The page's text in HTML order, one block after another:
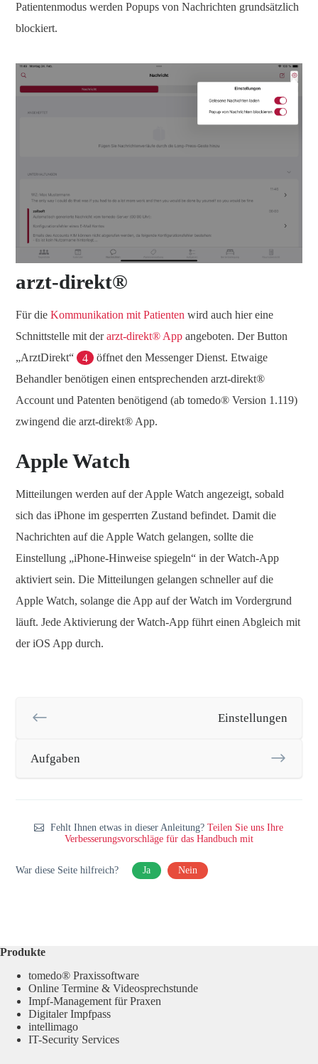
Patientenmodus werden Popups von Nachrichten grundsätzlich
blockiert.
arzt-direkt®
Für die Kommunikation mit Patienten wird auch hier eine
Schnittstelle mit derarzt-direkt® App angeboten. Der Button
„ArztDirekt“
4
öffnet den Messenger Dienst. Etwaige
Behandler benötigen einen entsprechenden arzt-direkt®
Account und Patenten benötigend (ab tomedo® Version 1.119)
zwingend die arzt-direkt® App.
Apple Watch
Mitteilungen werden auf der Apple Watch angezeigt, sobald
sich das iPhone im gesperrten Zustand befindet. Damit die
Nachrichten auf die Apple Watch gelangen, sollte die
Einstellung „iPhone-Hinweise spiegeln“ in der Watch-App
aktiviert sein. Die Mitteilungen gelangen schneller auf die
Apple Watch, solange die App auf der Watch im Vordergrund
läuft. Jede Aktivierung der Watch-App führt einen Abgleich mit
der iOS App durch.
Einstellungen
Aufgaben
Fehlt Ihnen etwas in dieser Anleitung?Teilen Sie uns Ihre
Verbesserungsvorschläge für das Handbuch mit
War diese Seite hilfreich? Ja Nein
Produkte
tomedo® Praxissoftware
Online Termine & Videosprechstunde
Impf-Management für Praxen
Digitaler Impfpass
intellimago
IT-Security Services